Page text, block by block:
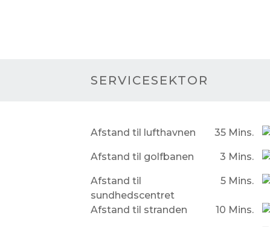
SERVICESEKTOR
Afstand til lufthavnen 35 Mins.
Afstand til golfbanen 3 Mins.
Afstand til
sundhedscentret
5 Mins.
Afstand til stranden 10 Mins.